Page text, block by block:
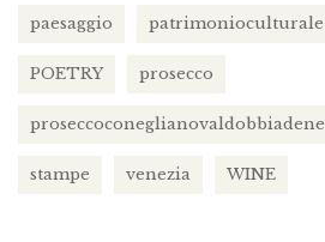
paesaggio patrimonioculturale
POETRY prosecco
proseccoconeglianovaldobbiadene
stampe venezia WINE